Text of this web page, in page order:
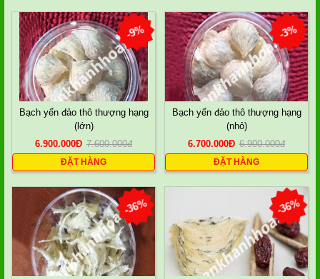
-9%
Bạch yến đảo thô thượng hạng
(lớn)
6.900.000Đ 7.600.000đ
ĐẶT HÀNG
-3%
Bạch yến đảo thô thượng hạng
(nhỏ)
6.700.000Đ 6.900.000đ
ĐẶT HÀNG
-36% -36%